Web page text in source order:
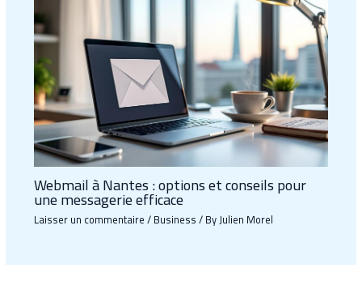
Webmail à Nantes : options et conseils pour
une messagerie efficace
Laisser un commentaire/Business/ ByJulien Morel